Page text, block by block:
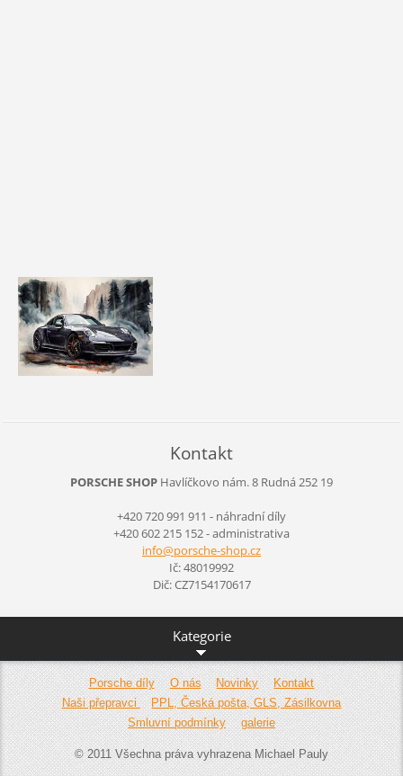
Kontakt
PORSCHE SHOP Havlíčkovo nám. 8 Rudná 252 19
+420 720 991 911 - náhradní díly
+420 602 215 152 - administrativa
info@porsche-shop.cz
Ič: 48019992
Dič: CZ7154170617
Kategorie
Porsche díly O nás Novinky
Kontakt
Naši přepravci
PPL, Česká pošta, GLS, Zásilkovna
Smluvní podmínky
galerie
© 2011 Všechna práva vyhrazena Michael Pauly